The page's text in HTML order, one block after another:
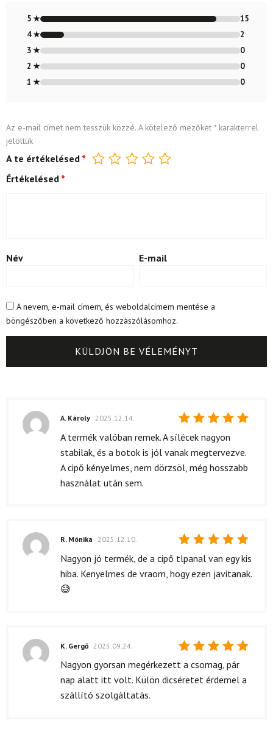
4.88/ 5
5 ★
15
4 ★
2
3 ★
0
2 ★
0
1 ★
0
Az e-mail címet nem tesszük közzé. A kötelező mezőket *karakterrel
jelöltük
A te értékelésed *
Értékelésed *
Név E-mail
A nevem, e-mail címem, és weboldalcímem mentése a
böngészőben a következő hozzászólásomhoz.
Értékelés:
/ 5
A. Károly 2025.12.14.
A termék valóban remek. A sílécek nagyon
stabilak, és a botok is jól vanak megtervezve.
A cipő kényelmes, nem dörzsöl, még hosszabb
használat után sem.
Értékelés:
5
R. Mónika 2025.12.10.
Nagyon jó termék, de a cipő tlpanal van egy kis
hiba. Kenyelmes de vraom, hogy ezen javitanak.
😅
Értékelés:
K. Gergő 2025.09.24.
Nagyon gyorsan megérkezett a csomag, pár
nap alatt itt volt. Külön dicséretet érdemel a
szállító szolgáltatás.